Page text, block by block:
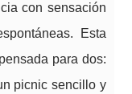
con sensación
Esta
para dos:
picnic sencillo y